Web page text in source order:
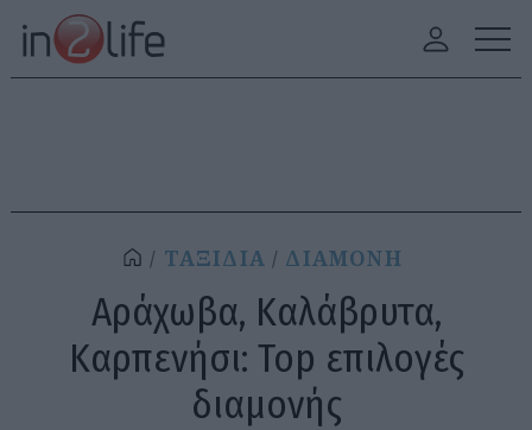
ΤΑΞΙΔΙΑ ΔΙΑΜΟΝΗ
Αράχωβα, Καλάβρυτα,
Καρπενήσι: Top επιλογές
διαμονής